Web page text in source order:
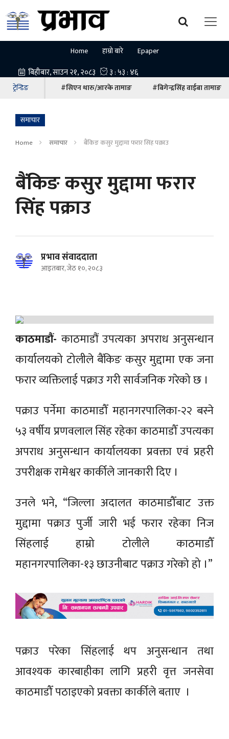
Home हाम्रो बारे Epaper
ट्रेन्डिङ #सिएन थारु/आरके तामाङ #बिगेन्द्रसिंह वाईबा तामाङ
समाचार
Home समाचार बैंकिङ कसुर मुद्दामा फरार सिंह पक्राउ
बैंकिङ कसुर मुद्दामा फरार
सिंह पक्राउ
प्रभाव संवाददाता
आइतबार, जेठ १०, २०८३
काठमाडौं- काठमाडौं उपत्यका अपराध अनुसन्धान
कार्यालयको टोलीले बैंकिङ कसुर मुद्दामा एक जना
फरार व्यक्तिलाई पक्राउ गरी सार्वजनिक गरेको छ ।
पक्राउ पर्नेमा काठमाडौँ महानगरपालिका-२२ बस्ने
५३ वर्षीय प्रणवलाल सिंह रहेका काठमाडौँ उपत्यका
अपराध अनुसन्धान कार्यालयका प्रवक्ता एवं प्रहरी
उपरीक्षक रामेश्वर कार्कीले जानकारी दिए ।
उनले भने, “जिल्ला अदालत काठमाडौँबाट उक्त
मुद्दामा पक्राउ पुर्जी जारी भई फरार रहेका निज
सिंहलाई हाम्रो टोलीले काठमाडौँ
महानगरपालिका-१३ छाउनीबाट पक्राउ गरेको हो ।”
पक्राउ परेका सिंहलाई थप अनुसन्धान तथा
आवश्यक कारबाहीका लागि प्रहरी वृत्त जनसेवा
काठमाडौँ पठाइएको प्रवक्ता कार्कीले बताए ।